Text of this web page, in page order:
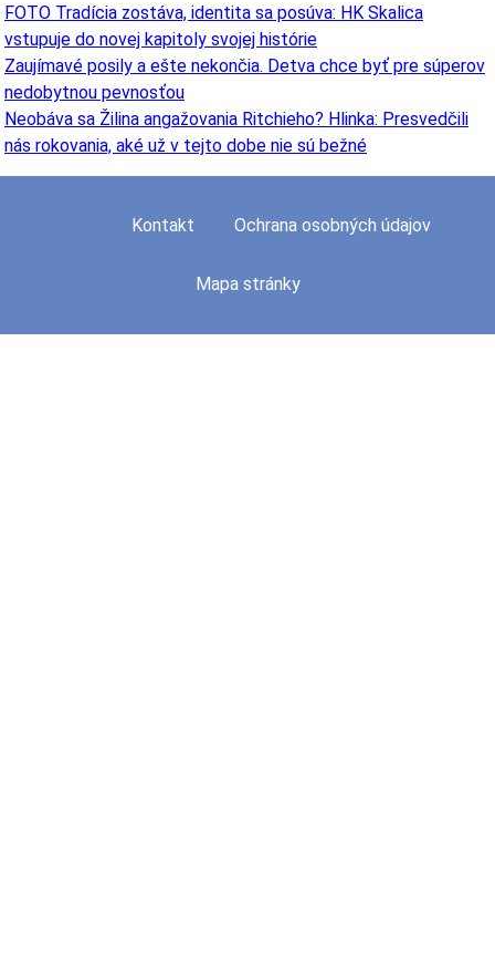
FOTO Tradícia zostáva, identita sa posúva: HK Skalica
vstupuje do novej kapitoly svojej histórie
Zaujímavé posily a ešte nekončia. Detva chce byť pre súperov
nedobytnou pevnosťou
Neobáva sa Žilina angažovania Ritchieho? Hlinka: Presvedčili
nás rokovania, aké už v tejto dobe nie sú bežné
Kontakt Ochrana osobných údajov
Mapa stránky